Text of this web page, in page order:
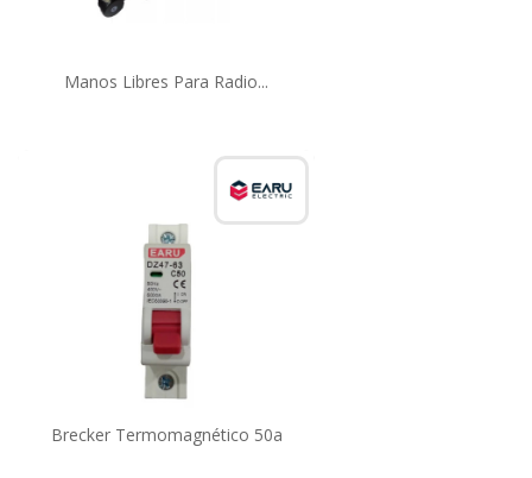
Manos Libres Para Radio...
Brecker Termomagnético 50a